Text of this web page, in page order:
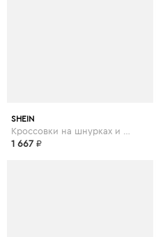
SHEIN
1 667 ₽